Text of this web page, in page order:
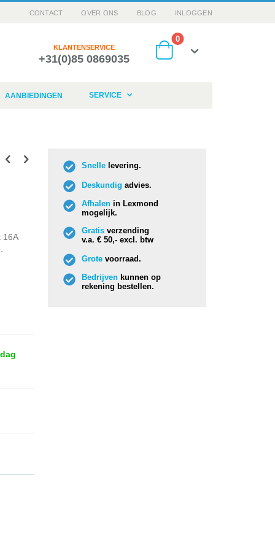
CONTACT OVER ONS BLOG INLOGGEN
Cart
0producten
KLANTENSERVICE
+31(0)85 0869035
AANBIEDINGEN SERVICE
16A
Snelle levering.
Deskundig advies.
Afhalen in Lexmond
mogelijk.
Gratis verzending
v.a. € 50,- excl. btw
Grote voorraad.
Bedrijven kunnen op
rekening bestellen.